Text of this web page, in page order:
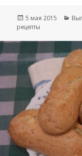
Опубликовано
5 мая 2015
рецепты